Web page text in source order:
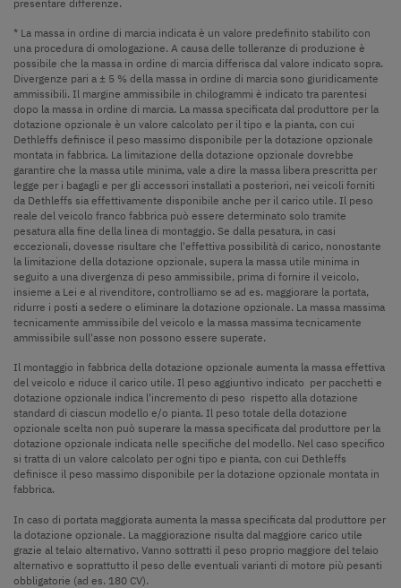
presentare differenze.
* La massa in ordine di marcia indicata è un valore predefinito stabilito con
una procedura di omologazione. A causa delle tolleranze di produzione è
possibile che la massa in ordine di marcia differisca dal valore indicato sopra.
Divergenze pari a ± 5 % della massa in ordine di marcia sono giuridicamente
ammissibili. Il margine ammissibile in chilogrammi è indicato tra parentesi
dopo la massa in ordine di marcia. La massa specificata dal produttore per la
dotazione opzionale è un valore calcolato per il tipo e la pianta, con cui
Dethleffs definisce il peso massimo disponibile per la dotazione opzionale
montata in fabbrica. La limitazione della dotazione opzionale dovrebbe
garantire che la massa utile minima, vale a dire la massa libera prescritta per
legge per i bagagli e per gli accessori installati a posteriori, nei veicoli forniti
da Dethleffs sia effettivamente disponibile anche per il carico utile. Il peso
reale del veicolo franco fabbrica può essere determinato solo tramite
pesatura alla fine della linea di montaggio. Se dalla pesatura, in casi
eccezionali, dovesse risultare che l'effettiva possibilità di carico, nonostante
la limitazione della dotazione opzionale, supera la massa utile minima in
seguito a una divergenza di peso ammissibile, prima di fornire il veicolo,
insieme a Lei e al rivenditore, controlliamo se ad es. maggiorare la portata,
ridurre i posti a sedere o eliminare la dotazione opzionale. La massa massima
tecnicamente ammissibile del veicolo e la massa massima tecnicamente
ammissibile sull'asse non possono essere superate.
Il montaggio in fabbrica della dotazione opzionale aumenta la massa effettiva
del veicolo e riduce il carico utile. Il peso aggiuntivo indicato per pacchetti e
dotazione opzionale indica l'incremento di peso rispetto alla dotazione
standard di ciascun modello e/o pianta. Il peso totale della dotazione
opzionale scelta non può superare la massa specificata dal produttore per la
dotazione opzionale indicata nelle specifiche del modello. Nel caso specifico
si tratta di un valore calcolato per ogni tipo e pianta, con cui Dethleffs
definisce il peso massimo disponibile per la dotazione opzionale montata in
fabbrica.
In caso di portata maggiorata aumenta la massa specificata dal produttore per
la dotazione opzionale. La maggiorazione risulta dal maggiore carico utile
grazie al telaio alternativo. Vanno sottratti il peso proprio maggiore del telaio
alternativo e soprattutto il peso delle eventuali varianti di motore più pesanti
obbligatorie (ad es. 180 CV).